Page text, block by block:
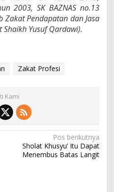
2003, SK BAZNAS no.13
Zakat Pendapatan dan Jasa
Yusuf Qardawi).
Zakat Profesi
Kami
Pos berikutnya
Sholat Khusyu’ Itu Dapat
Menembus Batas Langit